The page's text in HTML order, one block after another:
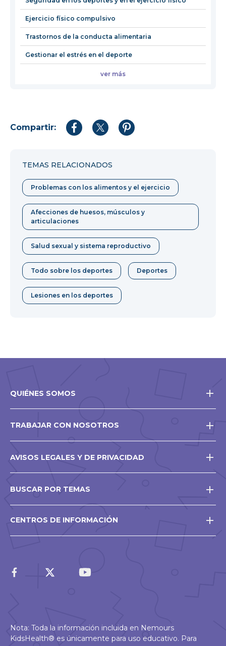
Ejercicio físico compulsivo
Trastornos de la conducta alimentaria
Gestionar el estrés en el deporte
ver más
Compartir:
CompartirCompartirCompartir
TEMAS RELACIONADOS
Problemas con los alimentos y el ejercicio
Afecciones de huesos, músculos y
articulaciones
Salud sexual y sistema reproductivo
Todo sobre los deportes Deportes
Lesiones en los deportes
QUIÉNES SOMOS
TRABAJAR CON NOSOTROS
AVISOS LEGALES Y DE PRIVACIDAD
BUSCAR POR TEMAS
CENTROS DE INFORMACIÓN
Nota: Toda la información incluida en Nemours
KidsHealth® es únicamente para uso educativo. Para